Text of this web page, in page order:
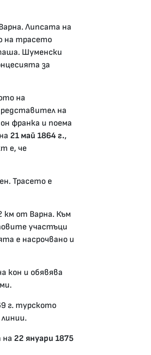
Липсата на
на трасето
Шуменски
за
на
на
франка и поема
21 май 1864 г.,
е, че
Трасето е
км от Варна. Към
участъци
е насрочвано и
кон и обявява
г. турското
на 22 януари 1875